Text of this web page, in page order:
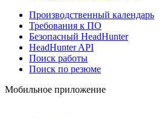
Производственный календарь
Требования к ПО
Безопасный HeadHunter
HeadHunter API
Поиск работы
Поиск по резюме
Мобильное приложение